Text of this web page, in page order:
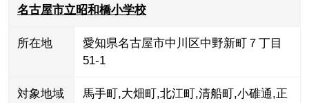
名古屋市立昭和橋小学校
所在地
愛知県名古屋市中川区中野新町７丁目
51-1
対象地域 馬手町,大畑町,北江町,清船町,小碓通,正